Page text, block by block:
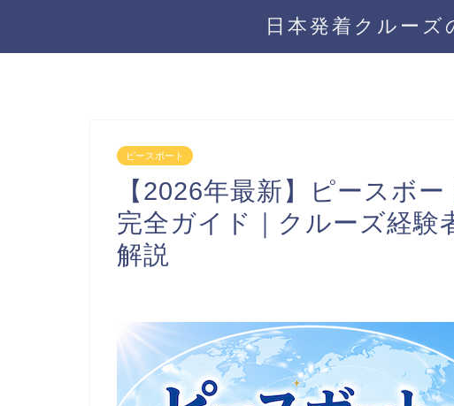
日本発着クルー
ピースボート
【2026年最新】ピースボ
完全ガイド｜クルーズ経験
解説